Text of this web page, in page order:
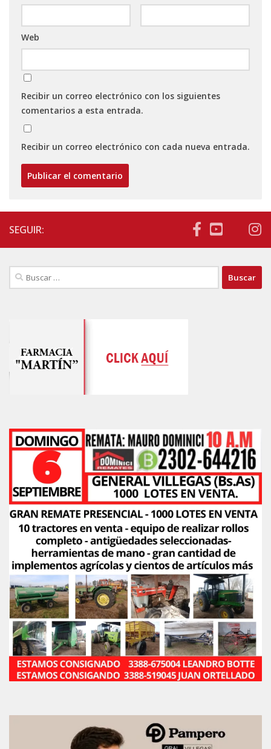
Web
Recibir un correo electrónico con los siguientes
comentarios a esta entrada.
Recibir un correo electrónico con cada nueva entrada.
SEGUIR:
Buscar: